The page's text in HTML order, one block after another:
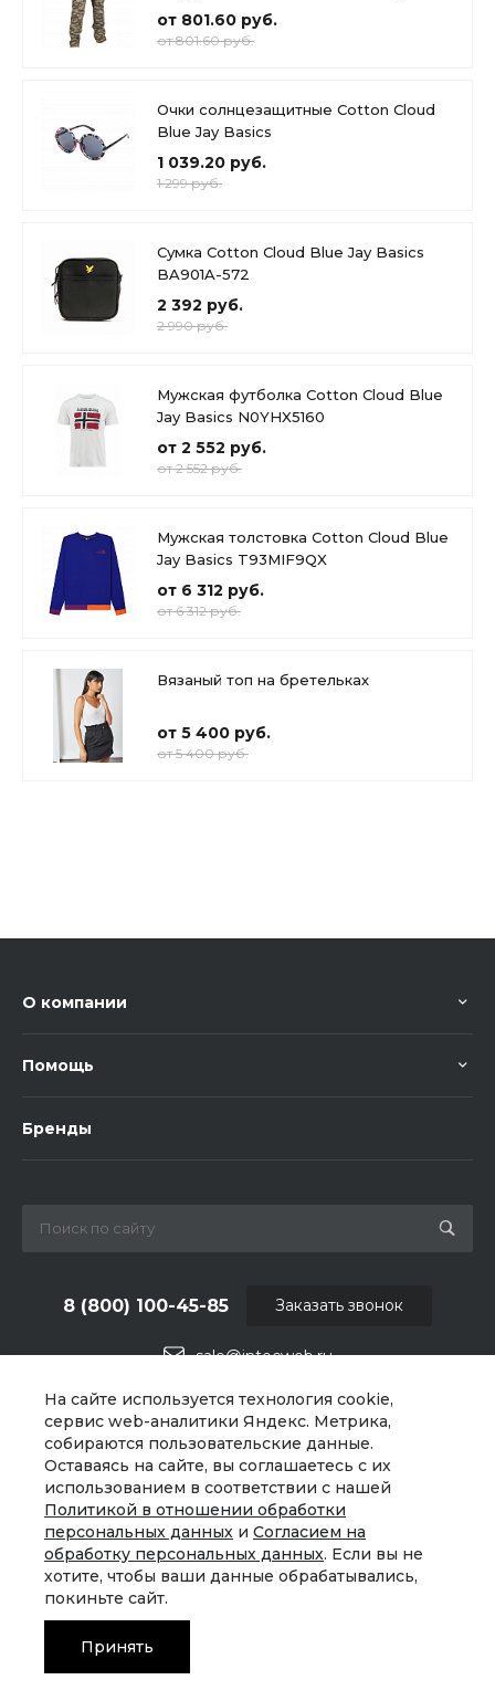
На сайте используется технология cookie,
сервис web-аналитики Яндекс. Метрика,
собираются пользовательские данные.
Оставаясь на сайте, вы соглашаетесь с их
использованием в соответствии с нашей
Политикой в отношении обработки
персональных данных и Согласием на
обработку персональных данных. Если вы не
хотите, чтобы ваши данные обрабатывались,
покиньте сайт.
Принять
Basics
от 801.60 руб.
от 801.60 руб.
Очки солнцезащитные Cotton Cloud
Blue Jay Basics
1 039.20 руб.
1 299 руб.
Сумка Cotton Cloud Blue Jay Basics
BA901A-572
2 392 руб.
2 990 руб.
Мужская футболка Cotton Cloud Blue
Jay Basics N0YHX5160
от 2 552 руб.
от 2 552 руб.
Мужская толстовка Cotton Cloud Blue
Jay Basics T93MIF9QX
от 6 312 руб.
от 6 312 руб.
Вязаный топ на бретельках
от 5 400 руб.
от 5 400 руб.
О компании
Помощь
Бренды
sale@intecweb.ru
8 (800) 100-45-85
г. Челябинск, ул.Свободы, д.93, оф. 6
Заказать звонок
© 2026 Universe, Все права защищены